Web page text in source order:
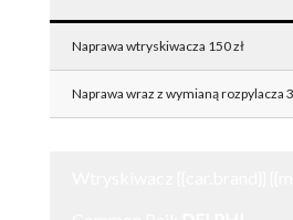
Naprawa wtryskiwacza 150 zł
Naprawa wraz z wymianą rozpylacza